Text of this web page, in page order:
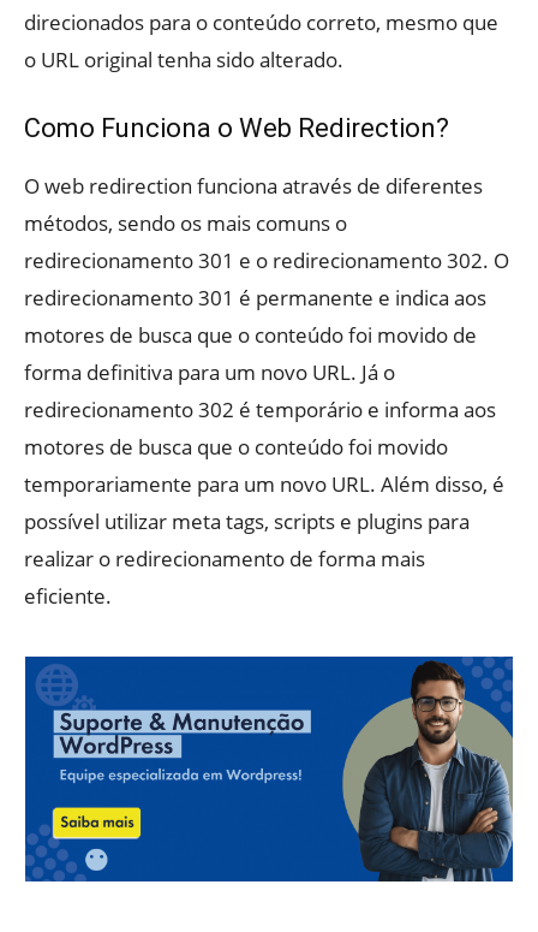
direcionados para o conteúdo correto, mesmo que
o URL original tenha sido alterado.
Como Funciona o Web Redirection?
O web redirection funciona através de diferentes
métodos, sendo os mais comuns o
redirecionamento 301 e o redirecionamento 302. O
redirecionamento 301 é permanente e indica aos
motores de busca que o conteúdo foi movido de
forma definitiva para um novo URL. Já o
redirecionamento 302 é temporário e informa aos
motores de busca que o conteúdo foi movido
temporariamente para um novo URL. Além disso, é
possível utilizar meta tags, scripts e plugins para
realizar o redirecionamento de forma mais
eficiente.